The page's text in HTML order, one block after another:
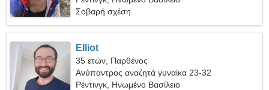
Σοβαρή σχέση
Elliot
35 ετών, Παρθένος
Ανύπαντρος αναζητά γυναίκα 23-32
Ρέντινγκ, Ηνωμένο Βασίλειο